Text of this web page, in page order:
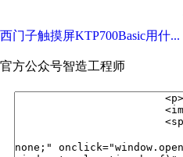
西门子触摸屏KTP700Basic用什...
官方公众号智造工程师